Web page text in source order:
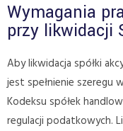
Wymagania
przy likwidacji
Aby likwidacja spółki
jest spełnienie szeregu
Kodeksu spółek
regulacji podatkowych.